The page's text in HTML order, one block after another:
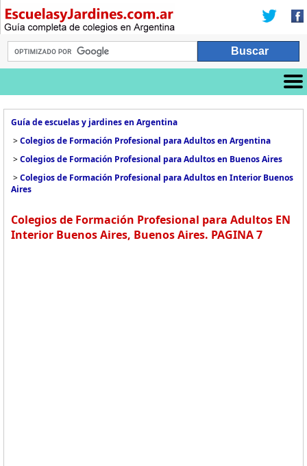
Guía de escuelas y jardines en Argentina
>Colegios de Formación Profesional para Adultos en Argentina
>Colegios de Formación Profesional para Adultos en Buenos Aires
>Colegios de Formación Profesional para Adultos en Interior Buenos
Aires
Colegios de Formación Profesional para Adultos EN
Interior Buenos Aires, Buenos Aires. PAGINA 7